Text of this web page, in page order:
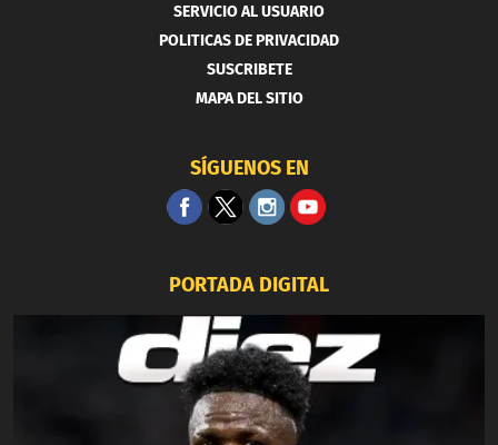
SERVICIO AL USUARIO
POLITICAS DE PRIVACIDAD
SUSCRIBETE
MAPA DEL SITIO
SÍGUENOS EN
PORTADA DIGITAL